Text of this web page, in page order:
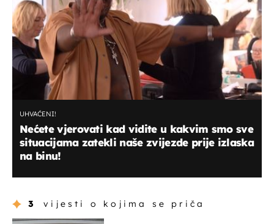
UHVAĆENI!
Nećete vjerovati kad vidite u kakvim smo sve
situacijama zatekli naše zvijezde prije izlaska
na binu!
3 vijesti o kojima se priča